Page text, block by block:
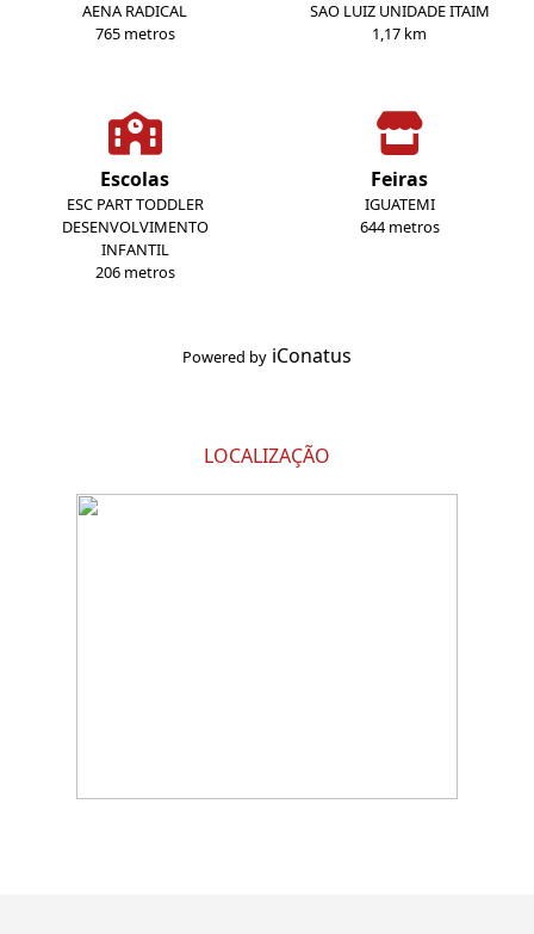
AENA RADICAL
765 metros
SAO LUIZ UNIDADE ITAIM
1,17 km
Escolas
ESC PART TODDLER
DESENVOLVIMENTO
INFANTIL
206 metros
Feiras
IGUATEMI
644 metros
Powered by iConatus
LOCALIZAÇÃO